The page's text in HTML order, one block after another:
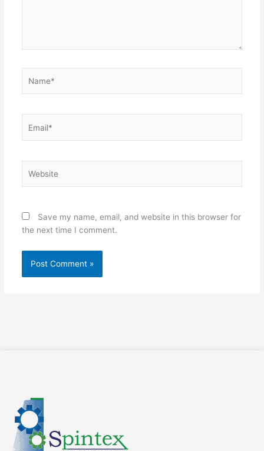
Save my name, email, and website in this browser for
the next time I comment.